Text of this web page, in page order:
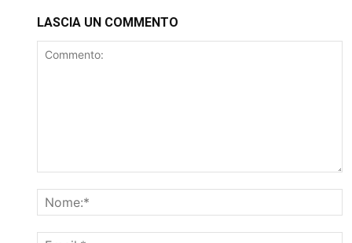
LASCIA UN COMMENTO